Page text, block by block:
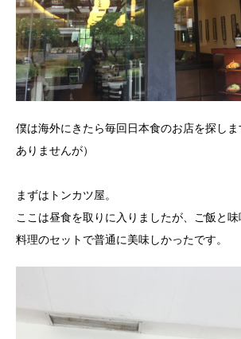
僕は海外にきたら毎回日本食のお店を探しま
ありませんが）
まずはトンカツ屋。
ここは昼食を取りに入りましたが、ご飯と
料理のセットで普通に美味しかったです。